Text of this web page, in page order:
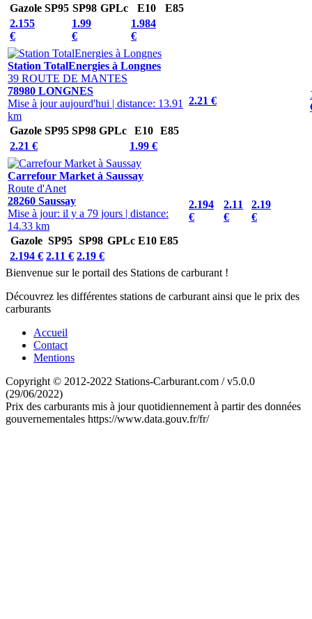
Gazole SP95 SP98 GPLc E10
E85
2.155
€
1.99
€
1.984
€
Station TotalEnergies à Longnes
39 ROUTE DE MANTES
78980 LONGNES
Mise à jour aujourd'hui | distance: 13.91
km
Gazole SP95 SP98 GPLc E10
E85
2.21 €
1.99 €
2.21 €
Carrefour Market à Saussay
Route d'Anet
28260 Saussay
Mise à jour: il y a 79 jours | distance:
14.33 km
Gazole SP95 SP98 GPLc E10 E85
2.194 € 2.11 € 2.19 €
2.194
€
2.11
€
2.19
€
Bienvenue sur le portail des Stations de carburant !
Découvrez les différentes stations de carburant ainsi que le prix des
carburants
Accueil
Contact
Mentions
Copyright © 2012-2022 Stations-Carburant.com / v5.0.0
(29/06/2022)
Prix des carburants mis à jour quotidiennement à partir des données
gouvernementales https://www.data.gouv.fr/fr/